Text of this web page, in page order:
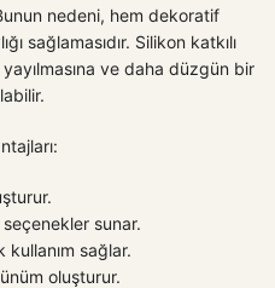
nedeni, hem dekoratif
sağlamasıdır. Silikon katkılı
ve daha düzgün bir
sunar.
kullanım sağlar.
oluşturur.